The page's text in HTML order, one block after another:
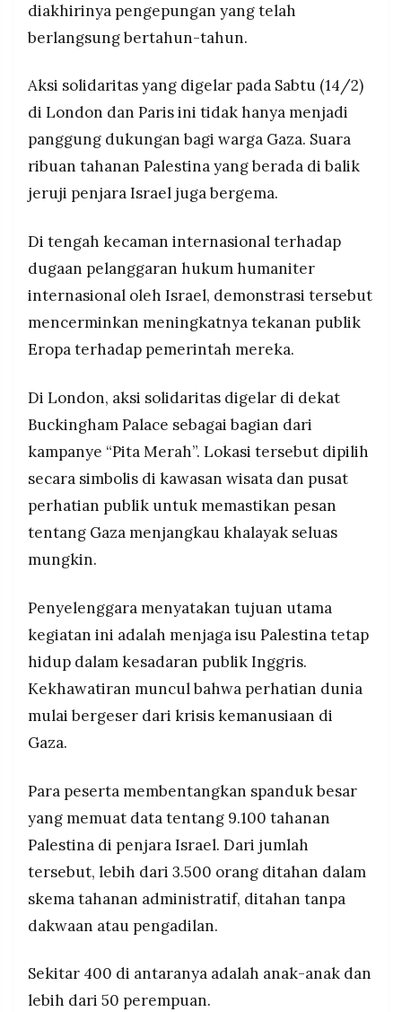
MEDIA
PRAMUDITA
©
Resolusi.co
-
PT.
MEDIA
PRAMUDITA
penahanan administratif Israel bertentangan
dengan hukum internasional termasuk Konvensi
berlangsung sehari setelah Pengadilan Tinggi
Inggris putuskan penetapan kelompok Aksi
Palestina sebagai organisasi teroris melanggar
hukum
Di Paris ratusan demonstran tuntut gencatan
bantuan kemanusiaan, menolak rencana Trump
organisasi HAM internasional serukan
penyelidikan independen dugaan pelanggaran
hukum humaniter Israel
diakhirinya pengepungan yang telah
berlangsung bertahun-tahun.
Aksi solidaritas yang digelar pada Sabtu (14/2)
di London dan Paris ini tidak hanya menjadi
panggung dukungan bagi warga Gaza. Suara
ribuan tahanan Palestina yang berada di balik
jeruji penjara Israel juga bergema.
Di tengah kecaman internasional terhadap
dugaan pelanggaran hukum humaniter
internasional oleh Israel, demonstrasi tersebut
mencerminkan meningkatnya tekanan publik
Eropa terhadap pemerintah mereka.
Di London, aksi solidaritas digelar di dekat
Buckingham Palace sebagai bagian dari
kampanye “Pita Merah”. Lokasi tersebut dipilih
secara simbolis di kawasan wisata dan pusat
perhatian publik untuk memastikan pesan
tentang Gaza menjangkau khalayak seluas
mungkin.
Penyelenggara menyatakan tujuan utama
kegiatan ini adalah menjaga isu Palestina tetap
hidup dalam kesadaran publik Inggris.
Kekhawatiran muncul bahwa perhatian dunia
mulai bergeser dari krisis kemanusiaan di
Gaza.
Para peserta membentangkan spanduk besar
yang memuat data tentang 9.100 tahanan
Palestina di penjara Israel. Dari jumlah
tersebut, lebih dari 3.500 orang ditahan dalam
skema tahanan administratif, ditahan tanpa
dakwaan atau pengadilan.
Sekitar 400 di antaranya adalah anak-anak dan
lebih dari 50 perempuan.